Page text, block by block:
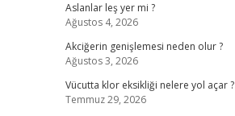
Aslanlar leş yer mi ?
Ağustos 4, 2026
Akciğerin genişlemesi neden olur ?
Ağustos 3, 2026
Vücutta klor eksikliği nelere yol açar ?
Temmuz 29, 2026